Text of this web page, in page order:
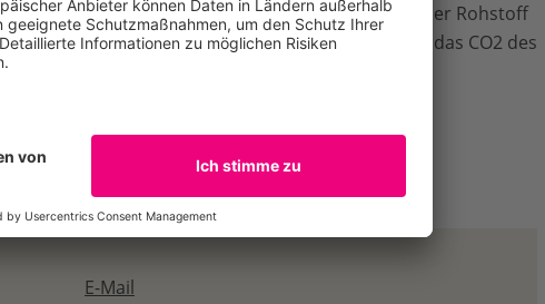
auf Holz setzt. Holz sei als nachwachsender Rohstoff
es aus FSC-zertifizierter Herkunft stammt und das CO2 des
E-Mail